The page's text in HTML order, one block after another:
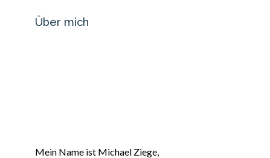
Über mich
Mein Name ist Michael Ziege,